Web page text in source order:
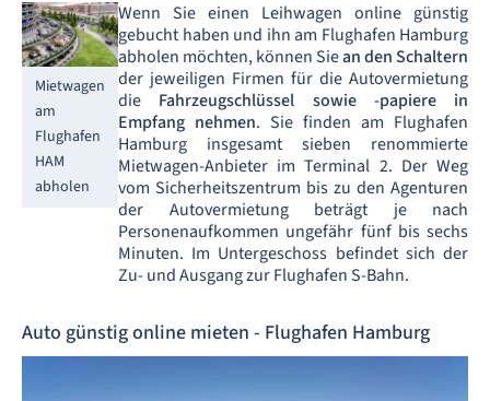
Mietwagen
am
Flughafen
HAM
abholen
Wenn Sie einen Leihwagen online günstig
gebucht haben und ihn am Flughafen Hamburg
abholen möchten, können Siean den Schaltern
der jeweiligen Firmen für die Autovermietung
die Fahrzeugschlüssel sowie -papiere in
Empfang nehmen. Sie finden am Flughafen
Hamburg insgesamt sieben renommierte
Mietwagen-Anbieter im Terminal 2. Der Weg
vom Sicherheitszentrum bis zu den Agenturen
der Autovermietung beträgt je nach
Personenaufkommen ungefähr fünf bis sechs
Minuten. Im Untergeschoss befindet sich der
Zu- und Ausgang zur Flughafen S-Bahn.
Auto günstig online mieten - Flughafen Hamburg